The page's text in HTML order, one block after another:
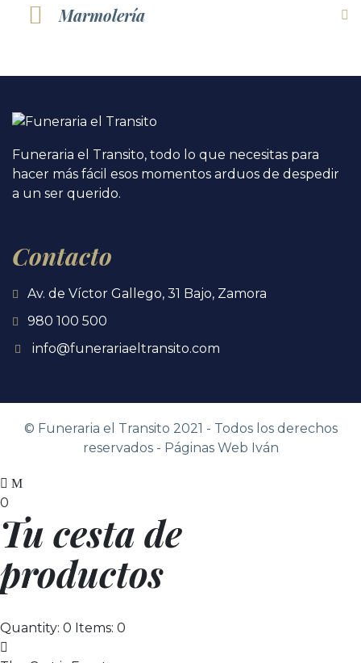
Marmolería
Funeraria el Transito, todo lo que necesitas para
hacer más fácil esos momentos arduos de despedir
a un ser querido.
Contacto
Av. de Víctor Gallego, 31 Bajo, Zamora
980 100 500
info@funerariaeltransito.com
© Funeraria el Transito 2021 - Todos los derechos
reservados - Páginas Web Iván
0
Tu cesta de
productos
Quantity: 0 Items: 0